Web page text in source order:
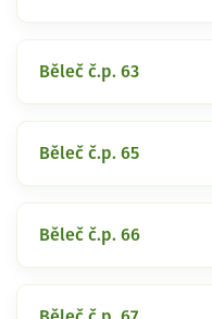
Běleč č.p. 63
Běleč č.p. 65
Běleč č.p. 66